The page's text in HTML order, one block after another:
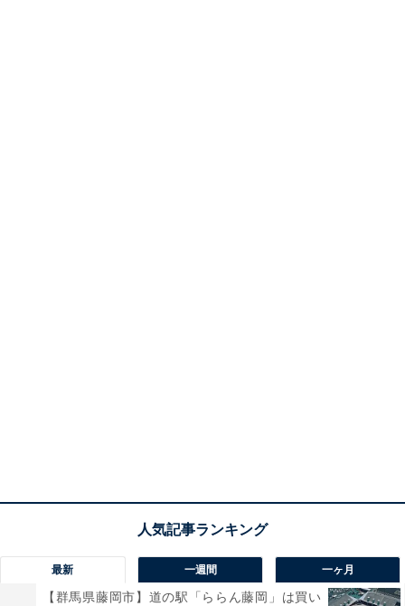
最新 一週間 一ヶ月
【群馬県藤岡市】道の駅「ららん藤岡」は買い